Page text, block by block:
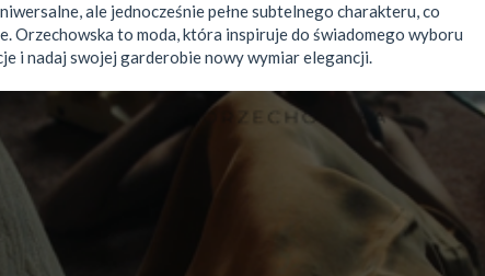
ale jednocześnie pełne subtelnego charakteru, co
Orzechowska to moda, która inspiruje do świadomego wyboru
i nadaj swojej garderobie nowy wymiar elegancji.